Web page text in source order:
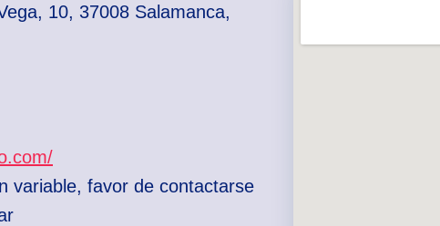
10, 37008 Salamanca,
variable, favor de contactarse